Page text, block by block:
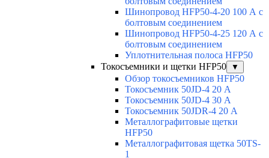
Шинопровод HFP50-4-20 100 А с
болтовым соединением
Шинопровод HFP50-4-25 120 А с
болтовым соединением
Уплотнительная полоса HFP50
Токосъемники и щетки HFP50
▼
Обзор токосъемников HFP50
Токосъемник 50JD-4 20 А
Токосъемник 50JD-4 30 А
Токосъемник 50JDR-4 20 А
Металлографитовые щетки
HFP50
Металлографитовая щетка 50TS-
1